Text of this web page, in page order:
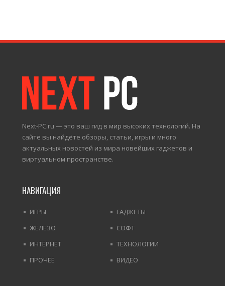
Next-PC.ru — это ваш гид в мир высоких технологий. На
сайте вы найдёте обзоры, статьи, игры и много
актуальных новостей из мира новейших гаджетов и
виртуальном пространстве.
НАВИГАЦИЯ
ИГРЫ
ГАДЖЕТЫ
ЖЕЛЕЗО
СОФТ
ИНТЕРНЕТ
ТЕХНОЛОГИИ
ПРОЧЕЕ
ВИДЕО